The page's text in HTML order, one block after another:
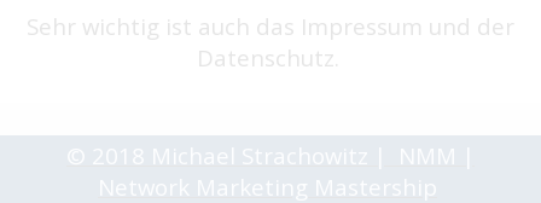
Sehr wichtig ist auch das Impressum und der
Datenschutz.